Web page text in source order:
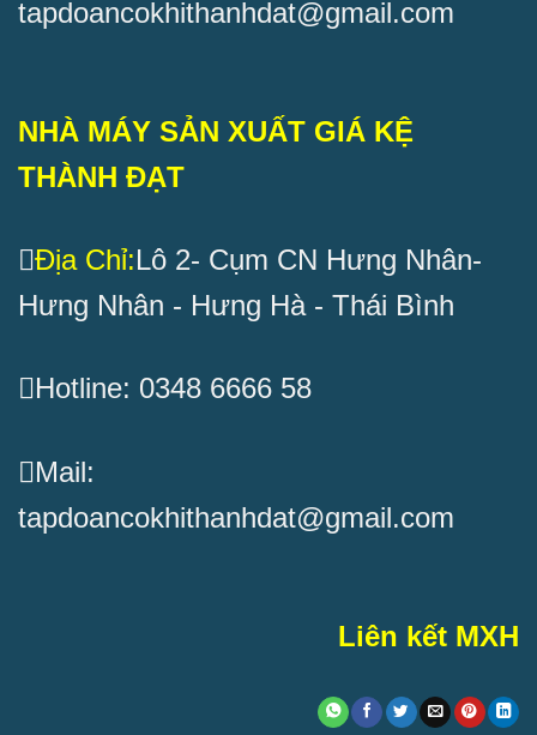
tapdoancokhithanhdat@gmail.com
NHÀ MÁY SẢN XUẤT GIÁ KỆ
THÀNH ĐẠT
Địa Chỉ:Lô 2- Cụm CN Hưng Nhân-
Hưng Nhân - Hưng Hà - Thái Bình
Hotline: 0348 6666 58
Mail:
tapdoancokhithanhdat@gmail.com
Liên kết MXH